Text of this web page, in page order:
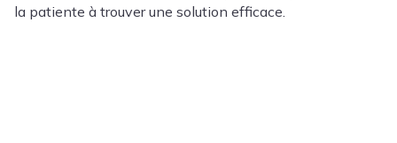
la patiente à trouver une solution efficace.